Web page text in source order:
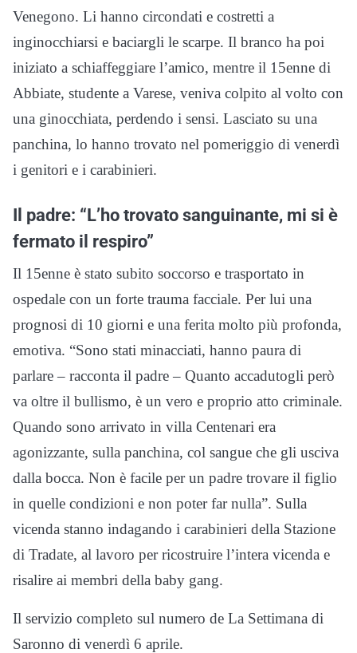
Venegono. Li hanno circondati e costretti a
inginocchiarsi e baciargli le scarpe. Il branco ha poi
iniziato a schiaffeggiare l’amico, mentre il 15enne di
Abbiate, studente a Varese, veniva colpito al volto con
una ginocchiata, perdendo i sensi. Lasciato su una
panchina, lo hanno trovato nel pomeriggio di venerdì
i genitori e i carabinieri.
Il padre: “L’ho trovato sanguinante, mi si è
fermato il respiro”
Il 15enne è stato subito soccorso e trasportato in
ospedale con un forte trauma facciale. Per lui una
prognosi di 10 giorni e una ferita molto più profonda,
emotiva. “Sono stati minacciati, hanno paura di
parlare – racconta il padre – Quanto accadutogli però
va oltre il bullismo, è un vero e proprio atto criminale.
Quando sono arrivato in villa Centenari era
agonizzante, sulla panchina, col sangue che gli usciva
dalla bocca. Non è facile per un padre trovare il figlio
in quelle condizioni e non poter far nulla”. Sulla
vicenda stanno indagando i carabinieri della Stazione
di Tradate, al lavoro per ricostruire l’intera vicenda e
risalire ai membri della baby gang.
Il servizio completo sul numero de La Settimana di
Saronno di venerdì 6 aprile.